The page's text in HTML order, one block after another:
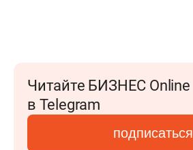
Читайте БИЗНЕС Online
в Telegram
подписаться